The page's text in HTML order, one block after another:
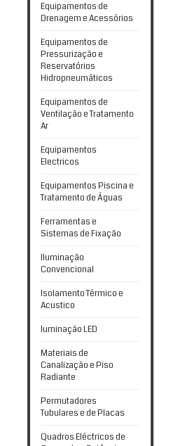
Equipamentos de
Drenagem e Acessórios
Equipamentos de
Pressurização e
Reservatórios
Hidropneumáticos
Equipamentos de
Ventilação e Tratamento
Ar
Equipamentos
Electricos
Equipamentos Piscina e
Tratamento de Águas
Ferramentas e
Sistemas de Fixação
Iluminação
Convencional
Isolamento Térmico e
Acustico
luminação LED
Materiais de
Canalização e Piso
Radiante
Permutadores
Tubulares e de Placas
Quadros Eléctricos de